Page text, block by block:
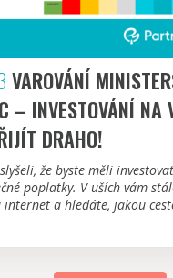
VAROVÁNÍ
– INVESTOVÁNÍ NA
DRAHO!
že byste měli
poplatky. V uších vám
internet a hledáte, jakou